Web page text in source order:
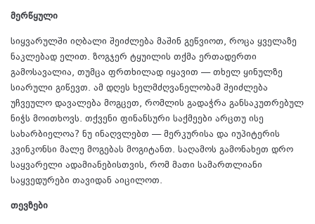
მერწყული
სიყვარულში იღბალი შეიძლება მაშინ გეწვიოთ, როცა ყველაზე
ნაკლებად ელით. ზოგჯერ ტყუილის თქმა ერთადერთი
გამოსავალია, თუმცა ფრთხილად იყავით — თხელ ყინულზე
სიარული გიწევთ. ამ დღეს ხელმძღვანელობამ შეიძლება
უჩვეულო დავალება მოგცეთ, რომლის გადაჭრა განსაკუთრებულ
ნიჭს მოითხოვს. თქვენი ფინანსური საქმეები არცთუ ისე
სახარბიელოა? ნუ ინაღვლებთ — მერკურისა და იუპიტერის
კვინკონსი მალე მოგებას მოგიტანთ. საღამოს გამონახეთ დრო
საყვარელი ადამიანებისთვის, რომ მათი სამართლიანი
საყვედურები თავიდან აიცილოთ.
თევზები